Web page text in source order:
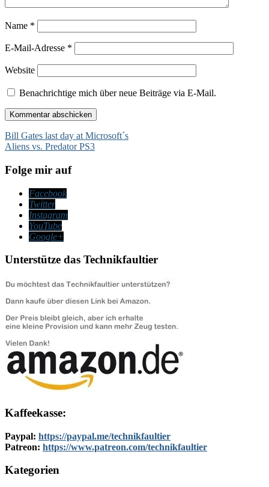
Name *
E-Mail-Adresse *
Website
Benachrichtige mich über neue Beiträge via E-Mail.
Beitragsnavigation
Bill Gates last day at Microsoft´s
Aliens vs. Predator PS3
Folge mir auf
Facebook
Twitter
Instagram
YouTube
Google+
Unterstütze das Technikfaultier
Kaffeekasse:
Paypal: https://paypal.me/technikfaultier
Patreon: https://www.patreon.com/technikfaultier
Kategorien